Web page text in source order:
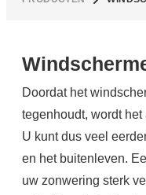
Doordat het
tegenhoudt, wordt
U kunt dus veel
en het buitenleven.
uw zonwering sterk